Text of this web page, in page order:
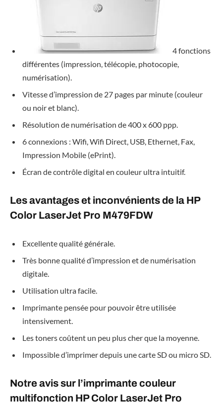
4 fonctions
différentes (impression, télécopie, photocopie,
numérisation).
Vitesse d’impression de 27 pages par minute (couleur
ou noir et blanc).
Résolution de numérisation de 400 x 600 ppp.
6 connexions : Wifi, Wifi Direct, USB, Ethernet, Fax,
Impression Mobile (ePrint).
Écran de contrôle digital en couleur ultra intuitif.
Les avantages et inconvénients de la HP
Color LaserJet Pro M479FDW
Excellente qualité générale.
Très bonne qualité d’impression et de numérisation
digitale.
Utilisation ultra facile.
Imprimante pensée pour pouvoir être utilisée
intensivement.
Les toners coûtent un peu plus cher que la moyenne.
Impossible d’imprimer depuis une carte SD ou micro SD.
Notre avis sur l’imprimante couleur
multifonction HP Color LaserJet Pro